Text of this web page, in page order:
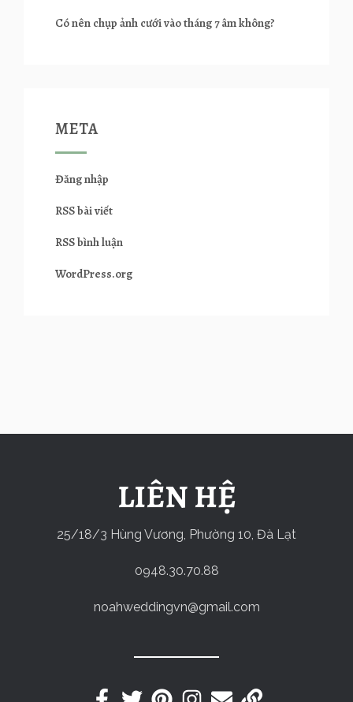
Có nên chụp ảnh cưới vào tháng 7 âm không?
META
Đăng nhập
RSS bài viết
RSS bình luận
WordPress.org
LIÊN HỆ
25/18/3 Hùng Vương, Phường 10, Đà Lạt
0948.30.70.88
noahweddingvn@gmail.com